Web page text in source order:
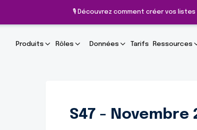
🎙️ Découvrez comment créer vos
Produits Rôles Données Tarifs Ressources
S47 - Novembre